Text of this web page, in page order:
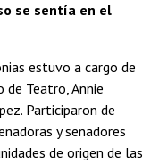
se sentía en el
estuvo a cargo de
Teatro, Annie
Participaron de
y senadores
de origen de las